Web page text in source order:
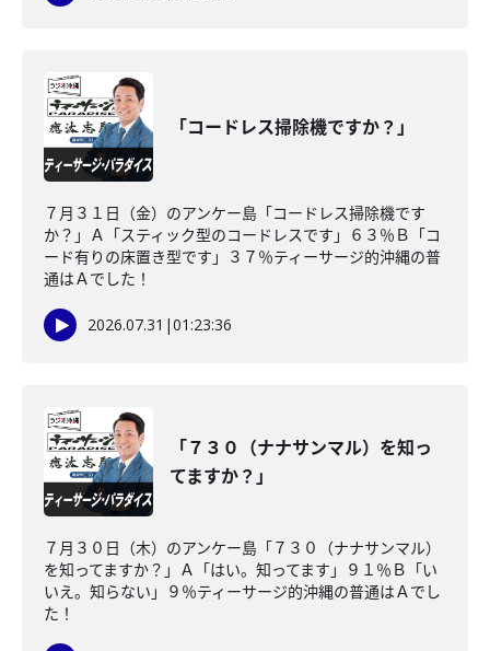
「コードレス掃除機ですか？」
７月３１日（金）のアンケー島「コードレス掃除機です
か？」Ａ「スティック型のコードレスです」６３％Ｂ「コ
ード有りの床置き型です」３７％ティーサージ的沖縄の普
通はＡでした！
2026.07.31 |01:23:36
「７３０（ナナサンマル）を知っ
てますか？」
７月３０日（木）のアンケー島「７３０（ナナサンマル）
を知ってますか？」Ａ「はい。知ってます」９１％Ｂ「い
いえ。知らない」９％ティーサージ的沖縄の普通はＡでし
た！